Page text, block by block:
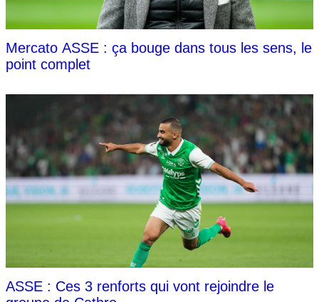
Mercato ASSE : ça bouge dans tous les sens, le
point complet
ASSE : Ces 3 renforts qui vont rejoindre le